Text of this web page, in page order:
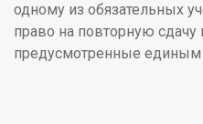
одному из обязательных
право на повторную
предусмотренные единым